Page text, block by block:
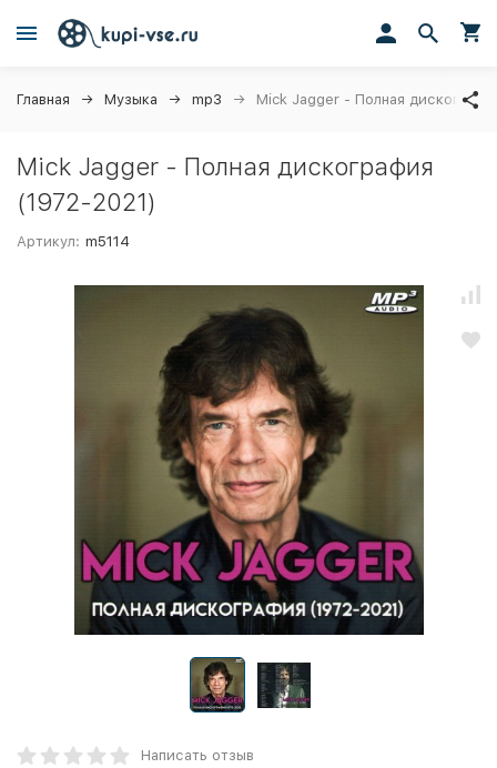
Главная Музыка mp3 Mick Jagger - Полная
Mick Jagger - Полная дискография
(1972-2021)
Артикул: m5114
Написать отзыв